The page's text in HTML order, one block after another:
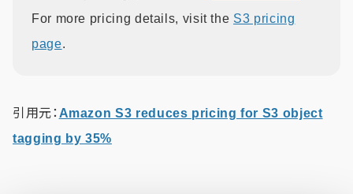
For more pricing details, visit the S3 pricing
page.
引用元： Amazon S3 reduces pricing for S3 object
tagging by 35%